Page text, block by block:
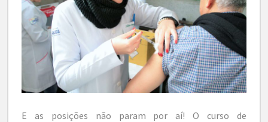
E as posições não param por aí! O curso de